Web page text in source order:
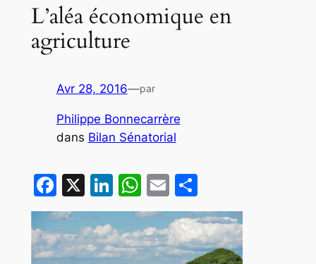
L’aléa économique en
agriculture
Avr 28, 2016—par
Philippe Bonnecarrère
dans Bilan Sénatorial
Facebook
X LinkedIn
WhatsApp
EmailPartager